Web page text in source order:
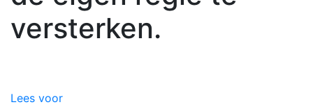
versterken.
Lees voor